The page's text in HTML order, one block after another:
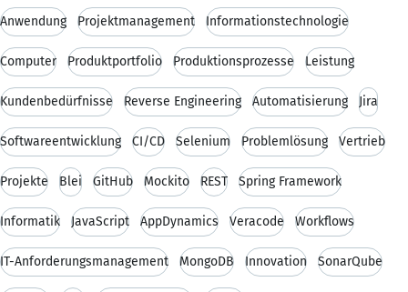
Anwendung Projektmanagement Informationstechnologie
Computer Produktportfolio Produktionsprozesse Leistung
Kundenbedürfnisse Reverse Engineering Automatisierung Jira
Softwareentwicklung CI/CD Selenium Problemlösung Vertrieb
Projekte Blei GitHub Mockito REST Spring Framework
Informatik JavaScript AppDynamics Veracode Workflows
IT-Anforderungsmanagement MongoDB Innovation SonarQube